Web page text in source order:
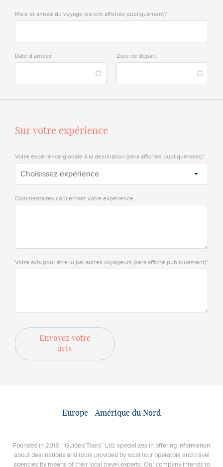
Mois et année du voyage (seront affichés publiquement)*
Date d’arrivée Date de départ
Sur votre expérience
Votre expérience globale à la destination (sera affichée publiquement)*
Choisissez expérience
Commentaires concernant votre expérience
Votre avis pour être lu par autres voyageurs (sera affiché publiquement)*
Envoyez votre
avis
Europe Amérique du Nord
Founded in 2018, “Guided Tours” Ltd. specializes in offering information
about destinations and tours provided by local tour operators and travel
agencies by means of their local travel experts. Our company intends to